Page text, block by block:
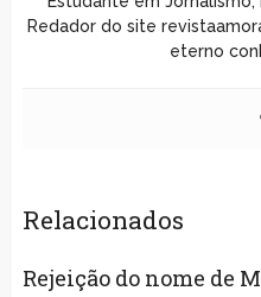
Redador do site
eterno
Relacionados
Rejeição do nome de